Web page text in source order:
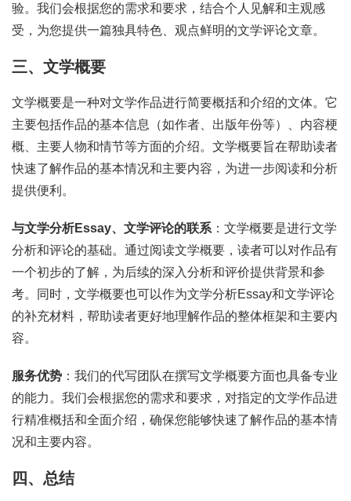
验。我们会根据您的需求和要求，结合个人见解和主观感
受，为您提供一篇独具特色、观点鲜明的文学评论文章。
三、文学概要
文学概要是一种对文学作品进行简要概括和介绍的文体。它
主要包括作品的基本信息（如作者、出版年份等）、内容梗
概、主要人物和情节等方面的介绍。文学概要旨在帮助读者
快速了解作品的基本情况和主要内容，为进一步阅读和分析
提供便利。
与文学分析Essay、文学评论的联系 ：文学概要是进行文学
分析和评论的基础。通过阅读文学概要，读者可以对作品有
一个初步的了解，为后续的深入分析和评价提供背景和参
考。同时，文学概要也可以作为文学分析Essay和文学评论
的补充材料，帮助读者更好地理解作品的整体框架和主要内
容。
服务优势 ：我们的代写团队在撰写文学概要方面也具备专业
的能力。我们会根据您的需求和要求，对指定的文学作品进
行精准概括和全面介绍，确保您能够快速了解作品的基本情
况和主要内容。
四、总结